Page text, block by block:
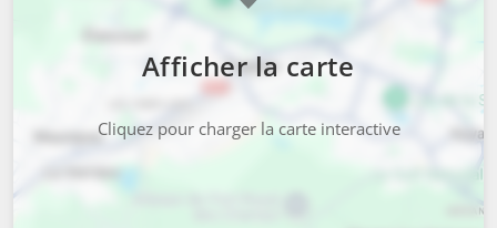
Afficher la carte
Cliquez pour charger la carte interactive